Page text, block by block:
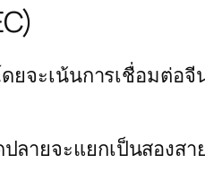
ดยจะเน้นการเชื่อม
ายจะแยกเป็นสองสา